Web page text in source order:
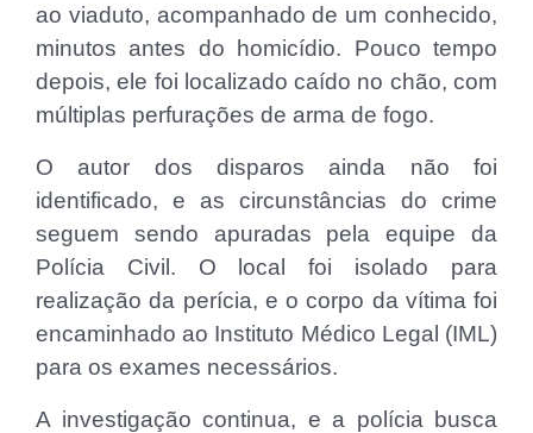
ao viaduto, acompanhado de um conhecido,
minutos antes do homicídio. Pouco tempo
depois, ele foi localizado caído no chão, com
múltiplas perfurações de arma de fogo.
O autor dos disparos ainda não foi
identificado, e as circunstâncias do crime
seguem sendo apuradas pela equipe da
Polícia Civil. O local foi isolado para
realização da perícia, e o corpo da vítima foi
encaminhado ao Instituto Médico Legal (IML)
para os exames necessários.
A investigação continua, e a polícia busca